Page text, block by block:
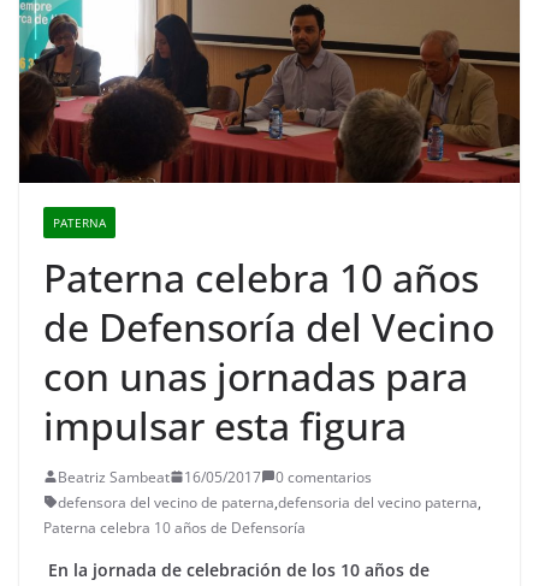
PATERNA
Paterna celebra 10 años
de Defensoría del Vecino
con unas jornadas para
impulsar esta figura
Beatriz Sambeat 16/05/2017
0 comentarios
defensora del vecino de paterna,defensoria del vecino paterna,
Paterna celebra 10 años de Defensoría
En la jornada de celebración de los 10 años de